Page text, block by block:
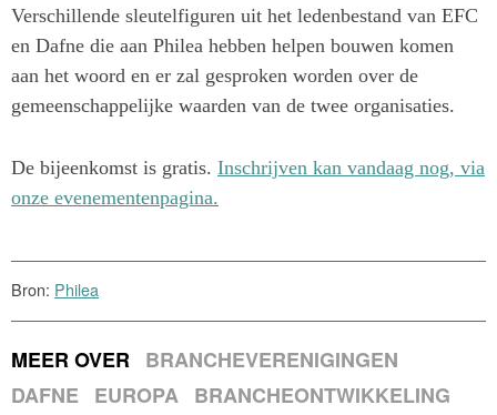
Verschillende sleutelfiguren uit het ledenbestand van EFC
en Dafne die aan Philea hebben helpen bouwen komen
aan het woord en er zal gesproken worden over de
gemeenschappelijke waarden van de twee organisaties.
De bijeenkomst is gratis. Inschrijven kan vandaag nog, via
onze evenementenpagina.
Bron: Philea
MEER OVER BRANCHEVERENIGINGEN
DAFNE EUROPA BRANCHEONTWIKKELING